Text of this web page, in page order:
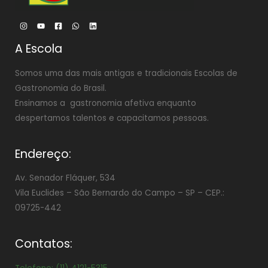
A Escola
Somos uma das mais antigas e tradicionais Escolas de
Gastronomia do Brasil.
Ensinamos a gastronomia afetiva enquanto
despertamos talentos e capacitamos pessoas.
Endereço:
Av. Senador Fláquer, 534
Vila Euclides – São Bernardo do Campo – SP – CEP.:
09725-442
Contatos: